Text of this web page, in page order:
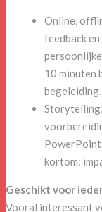
Online,
feedback
10 minuten
begeleiding,
Storytelling,
kortom:
Geschikt voor
Vooral interessant